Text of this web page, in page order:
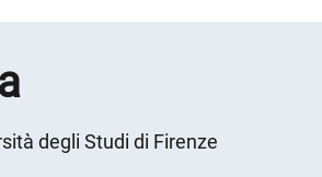
degli Studi di Firenze